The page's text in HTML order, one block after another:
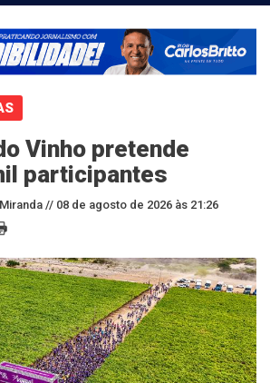
Vinho pretende
participantes
// 08 de agosto de 2026 às 21:26